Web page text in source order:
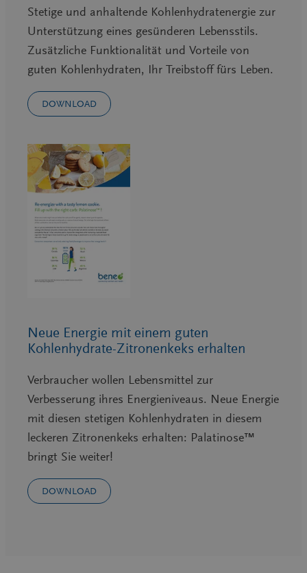
Stetige und anhaltende Kohlenhydratenergie zur
Unterstützung eines gesünderen Lebensstils.
Zusätzliche Funktionalität und Vorteile von
guten Kohlenhydraten, Ihr Treibstoff fürs Leben.
DOWNLOAD
Neue Energie mit einem guten
Kohlenhydrate-Zitronenkeks erhalten
Verbraucher wollen Lebensmittel zur
Verbesserung ihres Energieniveaus. Neue Energie
mit diesen stetigen Kohlenhydraten in diesem
leckeren Zitronenkeks erhalten: Palatinose™
bringt Sie weiter!
DOWNLOAD